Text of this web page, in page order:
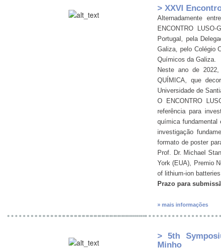
> XXVI
Alternadamente
ENCONTRO
Portugal, pela
Galiza, pelo Colégio
Químicos da Galiza.
Neste ano de 2022,
QUÍMICA, que
Universidade de
O ENCONTRO
referência para
química
investigação
formato de poster
Prof. Dr. Michael
York (EUA), Premio
of lithium-ion
Prazo para
» mais informações
> 5th
Minho